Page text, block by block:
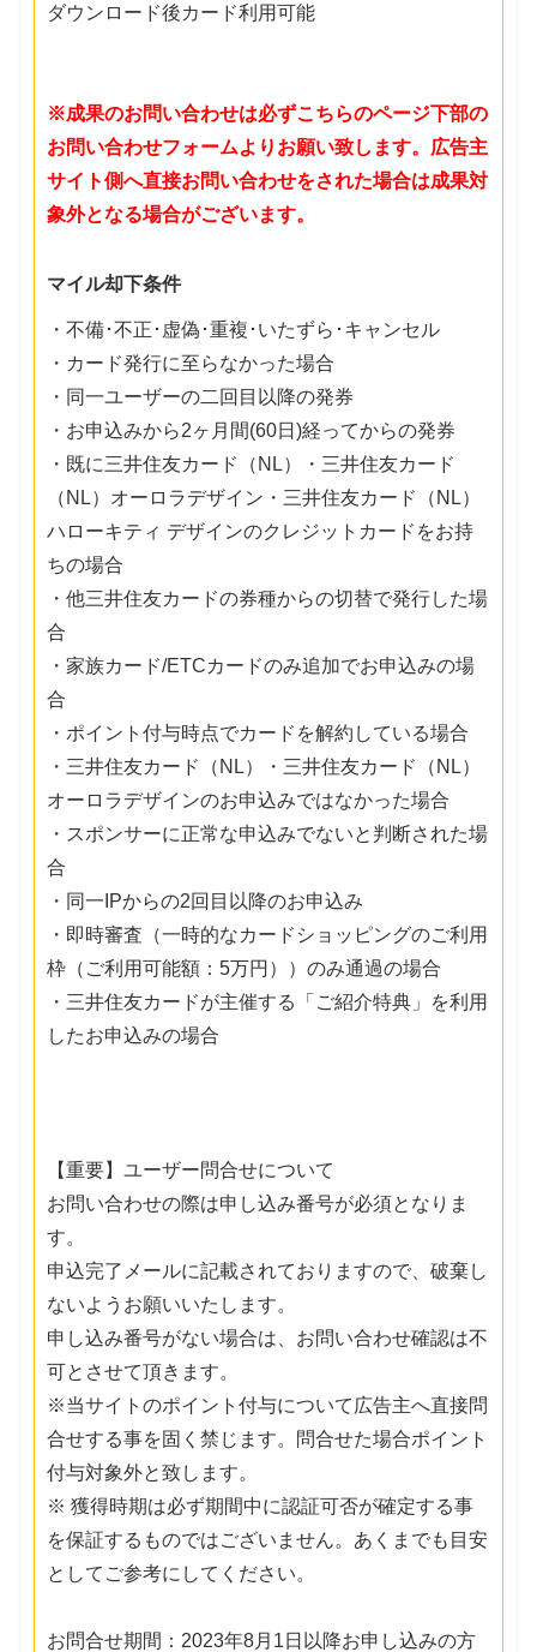
ダウンロード後カード利用可能
※成果のお問い合わせは必ずこちらのページ下部の
お問い合わせフォームよりお願い致します。広告主
サイト側へ直接お問い合わせをされた場合は成果対
象外となる場合がございます。
マイル却下条件
・不備･不正･虚偽･重複･いたずら･キャンセル
・カード発行に至らなかった場合
・同一ユーザーの二回目以降の発券
・お申込みから2ヶ月間(60日)経ってからの発券
・既に三井住友カード（NL）・三井住友カード
（NL）オーロラデザイン・三井住友カード（NL）
ハローキティ デザインのクレジットカードをお持
ちの場合
・他三井住友カードの券種からの切替で発行した場
合
・家族カード/ETCカードのみ追加でお申込みの場
合
・ポイント付与時点でカードを解約している場合
・三井住友カード（NL）・三井住友カード（NL）
オーロラデザインのお申込みではなかった場合
・スポンサーに正常な申込みでないと判断された場
合
・同一IPからの2回目以降のお申込み
・即時審査（一時的なカードショッピングのご利用
枠（ご利用可能額：5万円））のみ通過の場合
・三井住友カードが主催する「ご紹介特典」を利用
したお申込みの場合
【重要】ユーザー問合せについて
お問い合わせの際は申し込み番号が必須となりま
す。
申込完了メールに記載されておりますので、破棄し
ないようお願いいたします。
申し込み番号がない場合は、お問い合わせ確認は不
可とさせて頂きます。
※当サイトのポイント付与について広告主へ直接問
合せする事を固く禁じます。問合せた場合ポイント
付与対象外と致します。
※ 獲得時期は必ず期間中に認証可否が確定する事
を保証するものではございません。あくまでも目安
としてご参考にしてください。
お問合せ期間：2023年8月1日以降お申し込みの方